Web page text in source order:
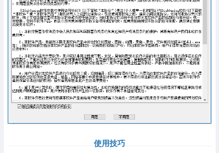
使用技巧